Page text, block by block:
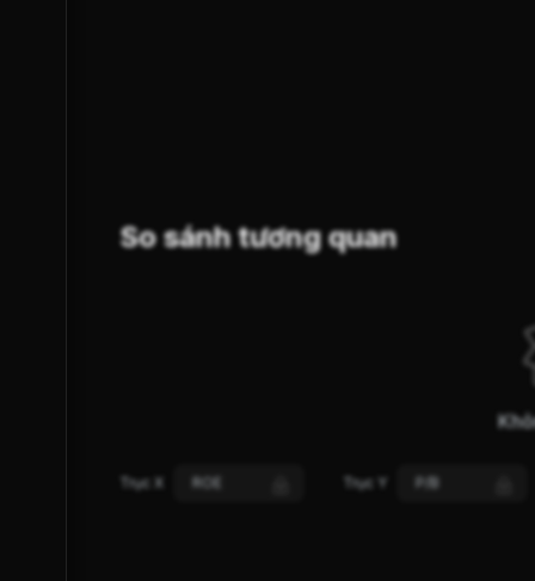
So sánh tương quan
Trục X ROE Trục Y P/B